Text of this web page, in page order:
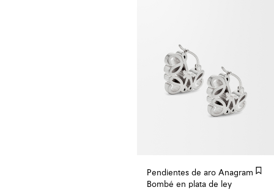
Pendientes de aro Anagram
Bombé en plata de ley